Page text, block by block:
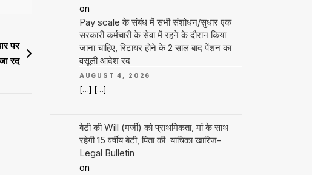
पर
रद
on
Pay scale के संबंध में सभी संशोधन/सुधार एक
सरकारी कर्मचारी के सेवा में रहने के दौरान किया
जाना चाहिए, रिटायर होने के 2 साल बाद पेंशन का
वसूली आदेश रद
AUGUST 4, 2026
[…] […]
बेटी की Will (मर्जी) को प्राथमिकता, मां के साथ
रहेगी 15 वर्षीय बेटी, पिता की याचिका खारिज-
Legal Bulletin
on